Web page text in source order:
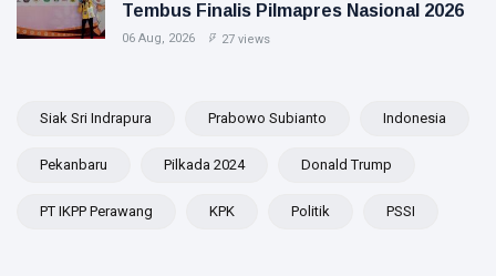
Tembus Finalis Pilmapres Nasional 2026
06 Aug, 2026 27 views
Siak Sri Indrapura Prabowo Subianto Indonesia
Pekanbaru Pilkada 2024 Donald Trump
PT IKPP Perawang KPK Politik PSSI